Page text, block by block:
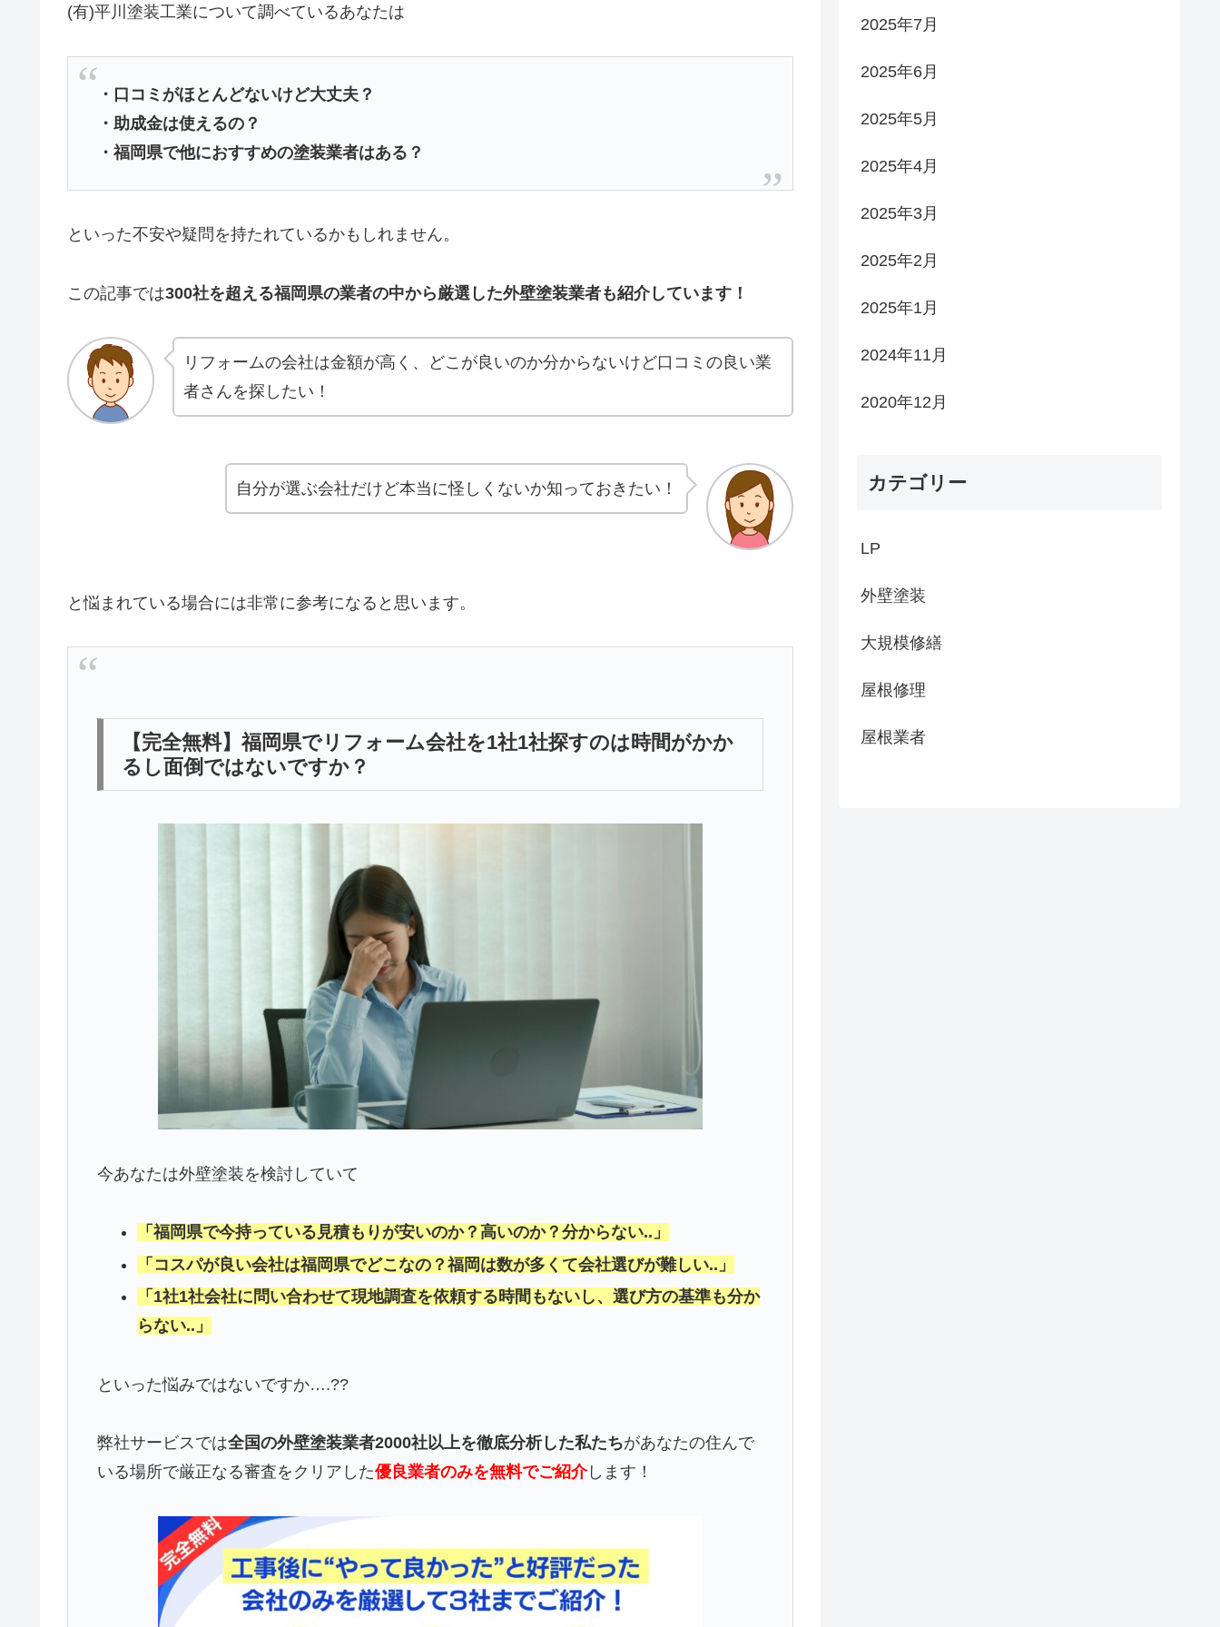
(有)平川塗装工業について調べているあなたは
・口コミがほとんどないけど大丈夫？
・助成金は使えるの？
・福岡県で他におすすめの塗装業者はある？
といった不安や疑問を持たれているかもしれません。
この記事では300社を超える福岡県の業者の中から厳選した外壁塗装業者も紹介しています！
リフォームの会社は金額が高く、どこが良いのか分からないけど口コミの良い業
者さんを探したい！
自分が選ぶ会社だけど本当に怪しくないか知っておきたい！
と悩まれている場合には非常に参考になると思います。
【完全無料】福岡県でリフォーム会社を1社1社探すのは時間がかか
るし面倒ではないですか？
今あなたは外壁塗装を検討していて
「福岡県で今持っている見積もりが安いのか？高いのか？分からない..」
「コスパが良い会社は福岡県でどこなの？福岡は数が多くて会社選びが難しい..」
「1社1社会社に問い合わせて現地調査を依頼する時間もないし、選び方の基準も分か
らない..」
といった悩みではないですか….??
弊社サービスでは全国の外壁塗装業者2000社以上を徹底分析した私たちがあなたの住んで
いる場所で厳正なる審査をクリアした優良業者のみを無料でご紹介します！
2025年7月
2025年6月
2025年5月
2025年4月
2025年3月
2025年2月
2025年1月
2024年11月
2020年12月
カテゴリー
LP
外壁塗装
大規模修繕
屋根修理
屋根業者